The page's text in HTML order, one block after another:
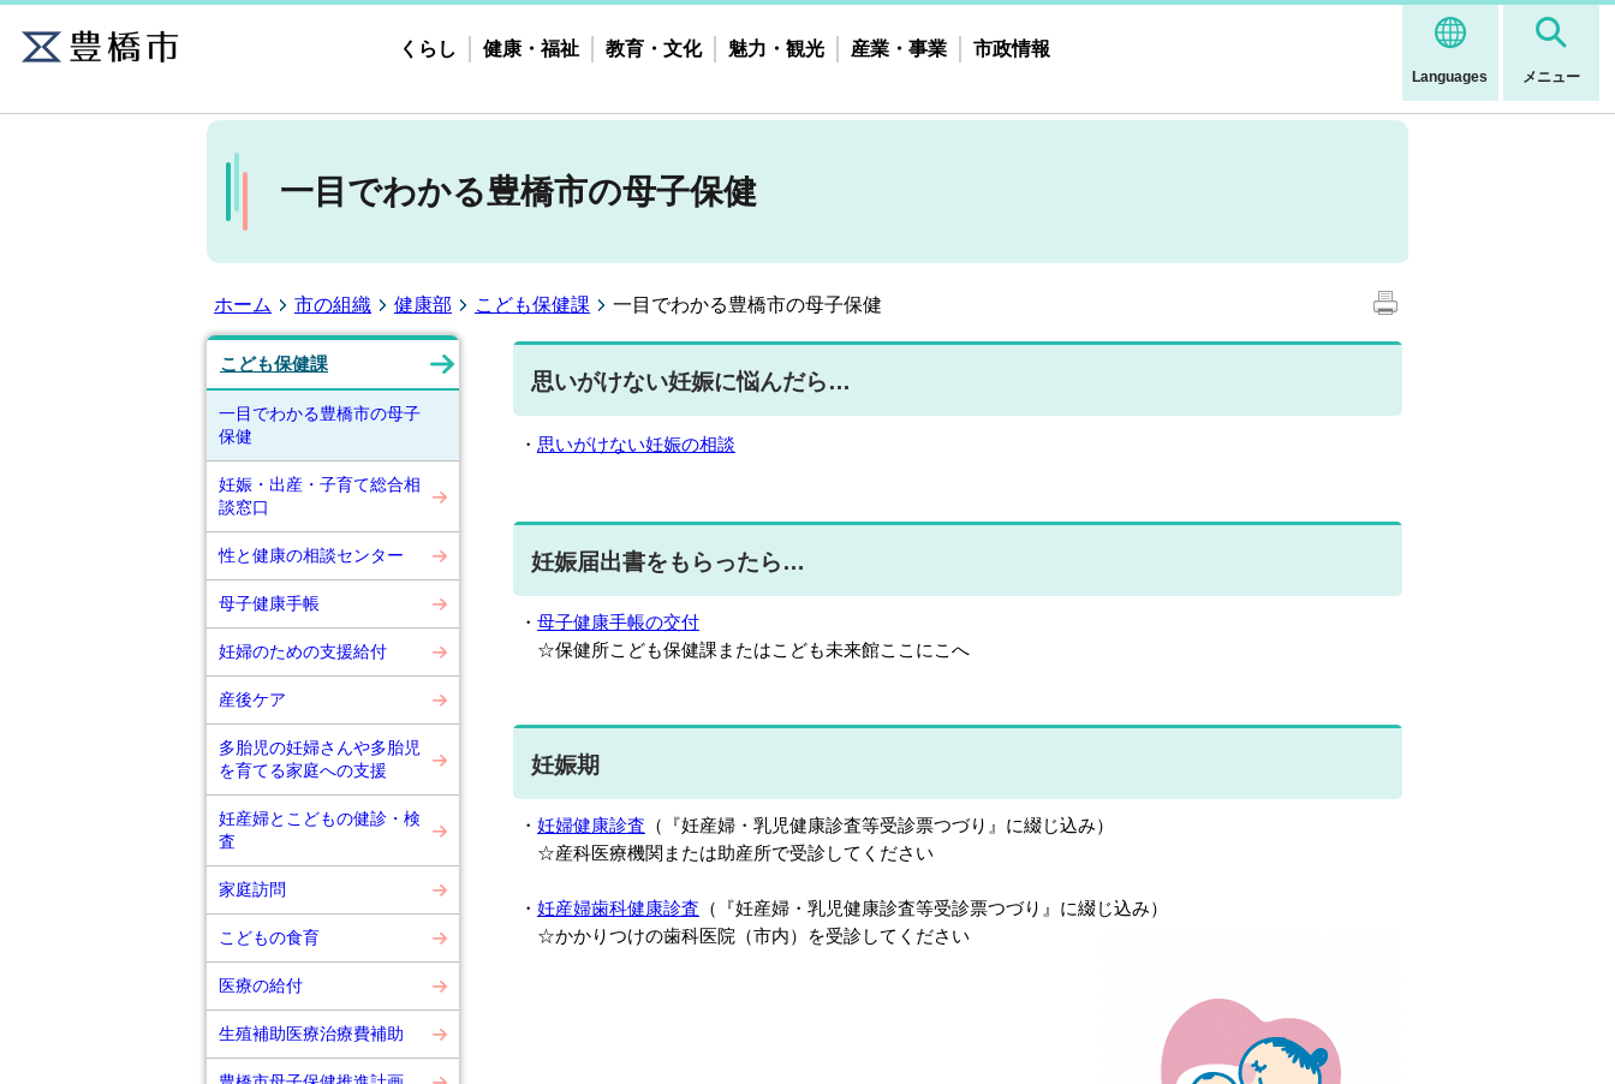
Languages メニュー
くらし 健康・福祉 教育・文化 魅力・観光 産業・事業 市政情報
一目でわかる豊橋市の母子保健
ホーム 市の組織 健康部 こども保健課 一目でわかる豊橋市の母子保健
こども保健課
一目でわかる豊橋市の母子
保健
妊娠・出産・子育て総合相
談窓口
性と健康の相談センター
母子健康手帳
妊婦のための支援給付
産後ケア
多胎児の妊婦さんや多胎児
を育てる家庭への支援
妊産婦とこどもの健診・検
査
家庭訪問
こどもの食育
医療の給付
生殖補助医療治療費補助
思いがけない妊娠に悩んだら…
・ 思いがけない妊娠の相談
妊娠届出書をもらったら…
・ 母子健康手帳の交付
☆保健所こども保健課またはこども未来館ここにこへ
妊娠期
・ 妊婦健康診査 （『妊産婦・乳児健康診査等受診票つづり』に綴じ込み）
☆産科医療機関または助産所で受診してください
・ 妊産婦歯科健康診査 （『妊産婦・乳児健康診査等受診票つづり』に綴じ込み）
☆かかりつけの歯科医院（市内）を受診してください